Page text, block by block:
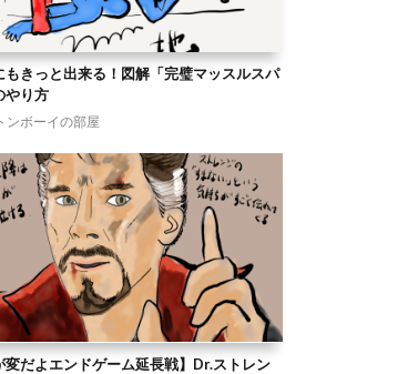
もきっと出来る！図解「完璧マッスルスパ
やり方
ンボーイの部屋
変だよエンドゲーム延長戦】Dr.ストレン